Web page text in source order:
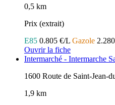
0,5 km
Prix (extrait)
E85 0.805 €/L Gazole
Ouvrir la fiche
Intermarché - Intermarche
1600 Route de Saint-Jean-
1,9 km